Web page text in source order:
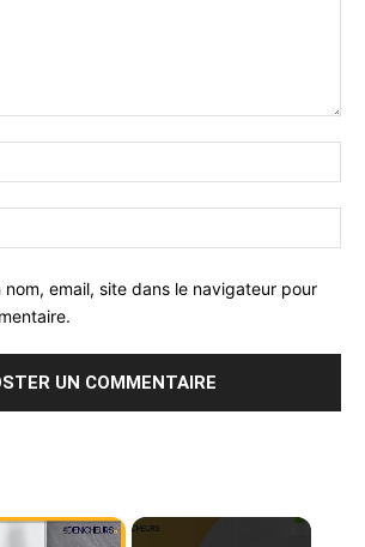
nom, email, site dans le navigateur pour
×